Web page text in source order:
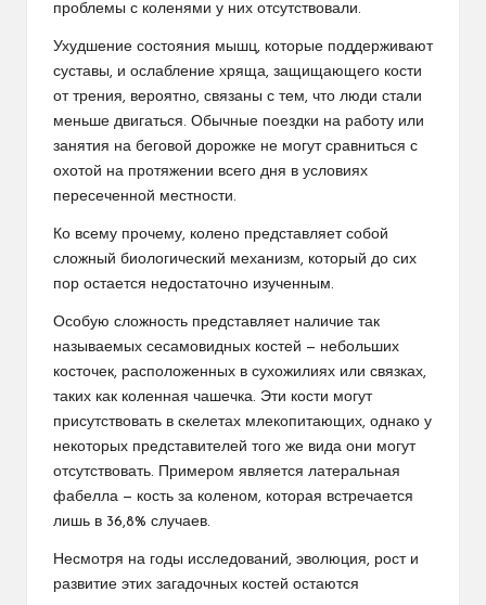
проблемы с коленями у них отсутствовали.
Ухудшение состояния мышц, которые поддерживают
суставы, и ослабление хряща, защищающего кости
от трения, вероятно, связаны с тем, что люди стали
меньше двигаться. Обычные поездки на работу или
занятия на беговой дорожке не могут сравниться с
охотой на протяжении всего дня в условиях
пересеченной местности.
Ко всему прочему, колено представляет собой
сложный биологический механизм, который до сих
пор остается недостаточно изученным.
Особую сложность представляет наличие так
называемых сесамовидных костей — небольших
косточек, расположенных в сухожилиях или связках,
таких как коленная чашечка. Эти кости могут
присутствовать в скелетах млекопитающих, однако у
некоторых представителей того же вида они могут
отсутствовать. Примером является латеральная
фабелла — кость за коленом, которая встречается
лишь в 36,8% случаев.
Несмотря на годы исследований, эволюция, рост и
развитие этих загадочных костей остаются